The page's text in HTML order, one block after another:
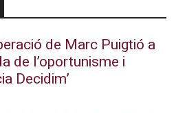
de Marc Puigtió a
de l’oportunisme i
Decidim’